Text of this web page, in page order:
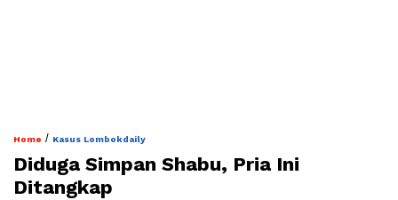
Home / Kasus Lombokdaily
Diduga Simpan Shabu, Pria Ini
Ditangkap